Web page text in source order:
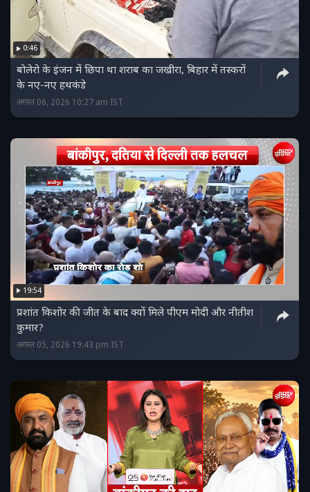
0:46
बोलेरो के इंजन में छिपा था शराब का जखीरा, बिहार में तस्‍करों
के नए-नए हथकंडे
अगस्त 06, 2026 10:27 am IST
19:54
प्रशांत किशोर की जीत के बाद क्यों मिले पीएम मोदी और नीतीश
कुमार?
अगस्त 05, 2026 19:43 pm IST